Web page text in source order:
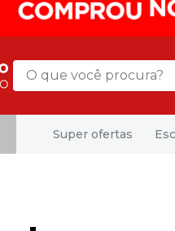
O que você procura?
Super ofertas